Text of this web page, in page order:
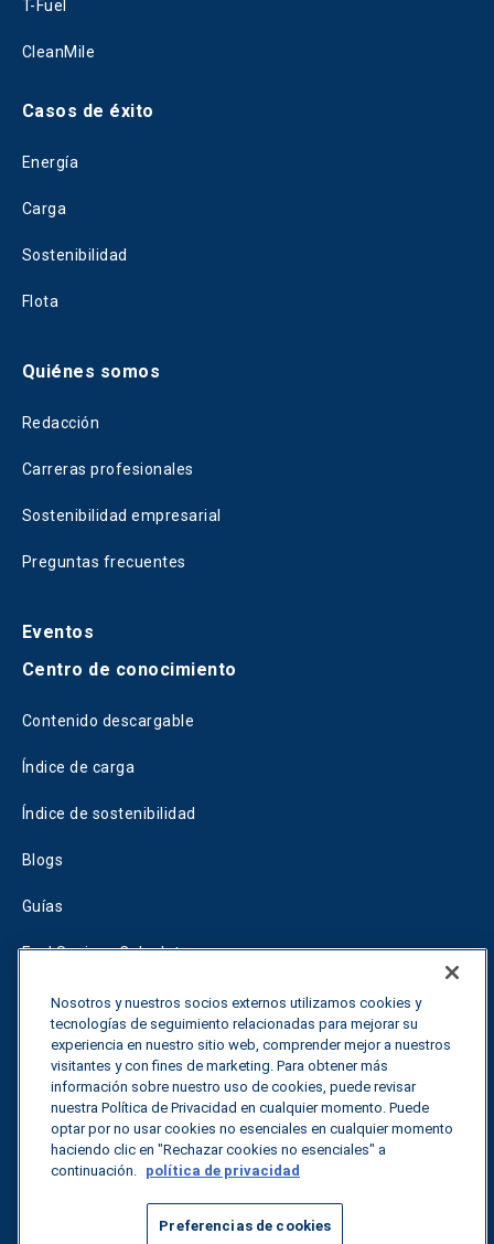
T-Fuel
CleanMile
Casos de éxito
Energía
Carga
Sostenibilidad
Flota
Quiénes somos
Redacción
Carreras profesionales
Sostenibilidad empresarial
Preguntas frecuentes
Eventos
Centro de conocimiento
Contenido descargable
Índice de carga
Índice de sostenibilidad
Blogs
Guías
Fuel Savings Calculator
Calculadora de optimización del transporte
Tariff Tracker
Póngase en contacto con nosotros
Todos los derechos reservados. Política de privacidad
Nosotros y nuestros socios externos utilizamos cookies y
tecnologías de seguimiento relacionadas para mejorar su
experiencia en nuestro sitio web, comprender mejor a nuestros
visitantes y con fines de marketing. Para obtener más
información sobre nuestro uso de cookies, puede revisar
nuestra Política de Privacidad en cualquier momento. Puede
optar por no usar cookies no esenciales en cualquier momento
haciendo clic en "Rechazar cookies no esenciales" a
continuación. política de privacidad
Preferencias de cookies